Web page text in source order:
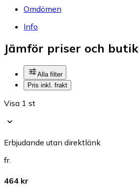
Omdömen
Info
Jämför priser och
Alla filter
Pris inkl. frakt
Visa 1 st
Erbjudande utan direktlänk
fr.
464 kr